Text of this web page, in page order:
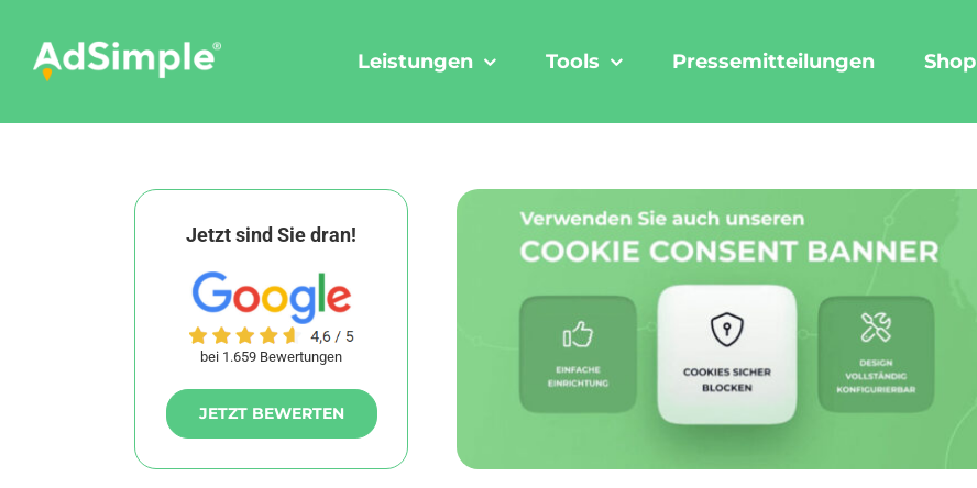
content
Leistungen Tools Pressemitteilungen Shop
Jetzt sind Sie dran!
bei 1.659 Bewertungen
JETZT BEWERTEN